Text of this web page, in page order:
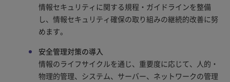
情報セキュリティに関する規程・ガイドラインを整備
し、情報セキュリティ確保の取り組みの継続的改善に努
めます。
安全管理対策の導入
情報のライフサイクルを通じ、重要度に応じて、人的・
物理的管理、システム、サーバー、ネットワークの管理